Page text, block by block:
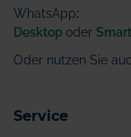
WhatsApp:
Desktop oder
Oder nutzen Sie
Service